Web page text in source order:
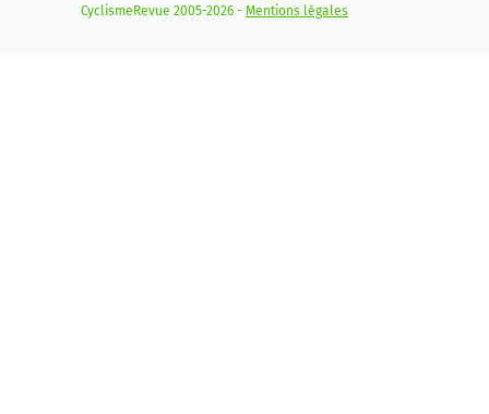
CyclismeRevue 2005-2026 - Mentions légales